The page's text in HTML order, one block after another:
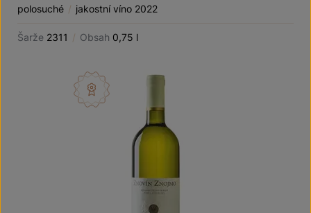
polosuché / jakostní víno 2022
Šarže 2311 / Obsah 0,75 l